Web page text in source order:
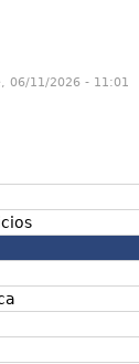
06/11/2026 - 11:01